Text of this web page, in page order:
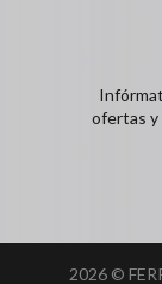
ofertas y
2026 ©